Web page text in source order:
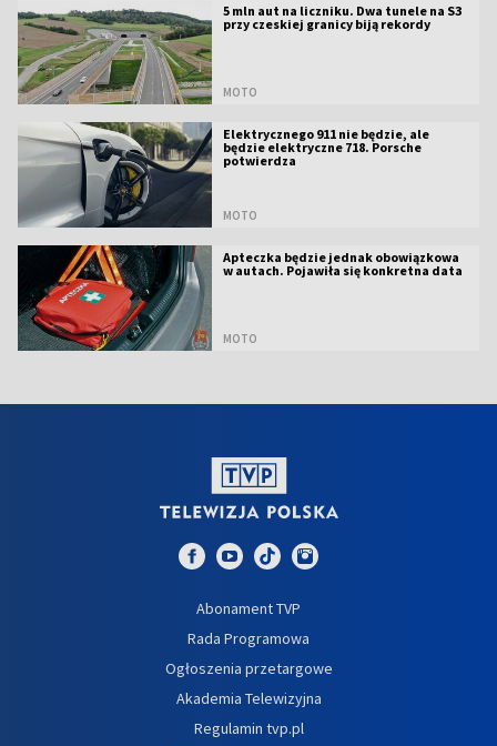
5 mln aut na liczniku. Dwa tunele na S3
przy czeskiej granicy biją rekordy
MOTO
Elektrycznego 911 nie będzie, ale
będzie elektryczne 718. Porsche
potwierdza
MOTO
Apteczka będzie jednak obowiązkowa
w autach. Pojawiła się konkretna data
MOTO
Abonament TVP
Rada Programowa
Ogłoszenia przetargowe
Akademia Telewizyjna
Regulamin tvp.pl